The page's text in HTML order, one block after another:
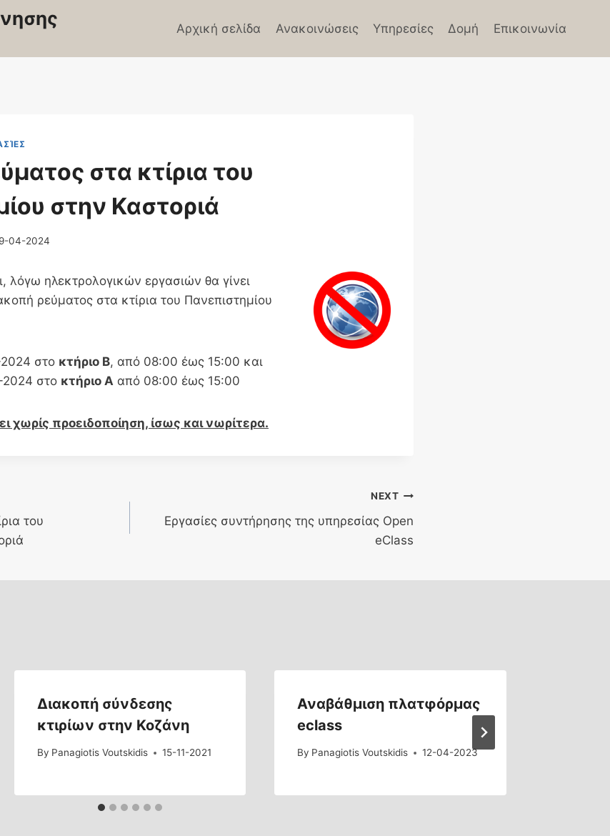
Αρχική σελίδα Ανακοινώσεις Υπηρεσίες Δομή Επικοινωνία
στα κτίρια του
στην Καστοριά
04-2024
λόγω ηλεκτρολογικών εργασιών θα γίνει
ρεύματος στα κτίρια του Πανεπιστημίου
στο κτήριο Β, από 08:00 έως 15:00 και
2024 στο κτήριο Α από 08:00 έως 15:00
χωρίς προειδοποίηση, ίσως και νωρίτερα.
του
NEXT
Εργασίες συντήρησης της υπηρεσίας Open
eClass
Διακοπή σύνδεσης
κτιρίων στην Κοζάνη
By Panagiotis Voutskidis 15-11-2021
Αναβάθμιση πλατφόρμας
eclass
By Panagiotis Voutskidis 12-04-2023